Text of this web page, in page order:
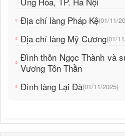
Địa chí làng Pháp Kệ(01/11/
Địa chí làng Mỹ Cương(01/
Đình thôn Ngọc Thành và
Vương Tôn Thần
Đình làng Lại Đà(01/11/2025)